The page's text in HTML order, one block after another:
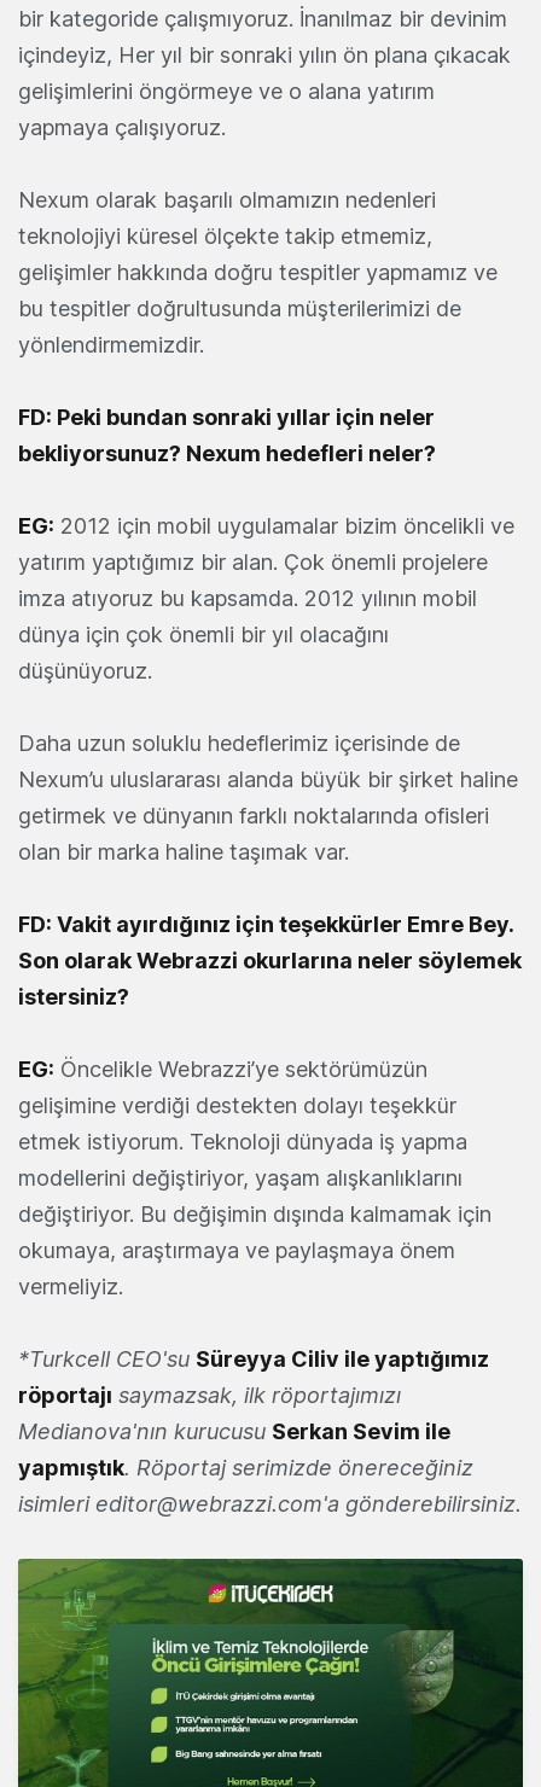
bir kategoride çalışmıyoruz. İnanılmaz bir devinim
içindeyiz, Her yıl bir sonraki yılın ön plana çıkacak
gelişimlerini öngörmeye ve o alana yatırım
yapmaya çalışıyoruz.
Nexum olarak başarılı olmamızın nedenleri
teknolojiyi küresel ölçekte takip etmemiz,
gelişimler hakkında doğru tespitler yapmamız ve
bu tespitler doğrultusunda müşterilerimizi de
yönlendirmemizdir.
FD: Peki bundan sonraki yıllar için neler
bekliyorsunuz? Nexum hedefleri neler?
EG: 2012 için mobil uygulamalar bizim öncelikli ve
yatırım yaptığımız bir alan. Çok önemli projelere
imza atıyoruz bu kapsamda. 2012 yılının mobil
dünya için çok önemli bir yıl olacağını
düşünüyoruz.
Daha uzun soluklu hedeflerimiz içerisinde de
Nexum’u uluslararası alanda büyük bir şirket haline
getirmek ve dünyanın farklı noktalarında ofisleri
olan bir marka haline taşımak var.
FD: Vakit ayırdığınız için teşekkürler Emre Bey.
Son olarak Webrazzi okurlarına neler söylemek
istersiniz?
EG: Öncelikle Webrazzi’ye sektörümüzün
gelişimine verdiği destekten dolayı teşekkür
etmek istiyorum. Teknoloji dünyada iş yapma
modellerini değiştiriyor, yaşam alışkanlıklarını
değiştiriyor. Bu değişimin dışında kalmamak için
okumaya, araştırmaya ve paylaşmaya önem
vermeliyiz.
*Turkcell CEO'su Süreyya Ciliv ile yaptığımız
röportajı saymazsak, ilk röportajımızı
Medianova'nın kurucusu Serkan Sevim ile
yapmıştık. Röportaj serimizde önereceğiniz
isimlerieditor@webrazzi.com'a gönderebilirsiniz.